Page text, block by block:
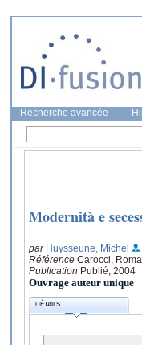
Recherche avancée
Modernità e
par Huysseune, Michel
Référence Carocci,
Publication Publié, 2004
Ouvrage auteur unique
DÉTAILS